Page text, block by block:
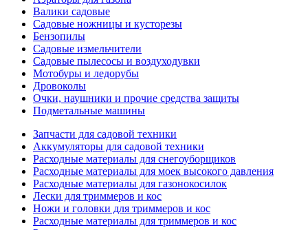
Валики садовые
Садовые ножницы и кусторезы
Бензопилы
Садовые измельчители
Садовые пылесосы и воздуходувки
Мотобуры и ледорубы
Дровоколы
Очки, наушники и прочие средства защиты
Подметальные машины
Запчасти для садовой техники
Аккумуляторы для садовой техники
Расходные материалы для снегоуборщиков
Расходные материалы для моек высокого давления
Расходные материалы для газонокосилок
Лески для триммеров и кос
Ножи и головки для триммеров и кос
Расходные материалы для триммеров и кос